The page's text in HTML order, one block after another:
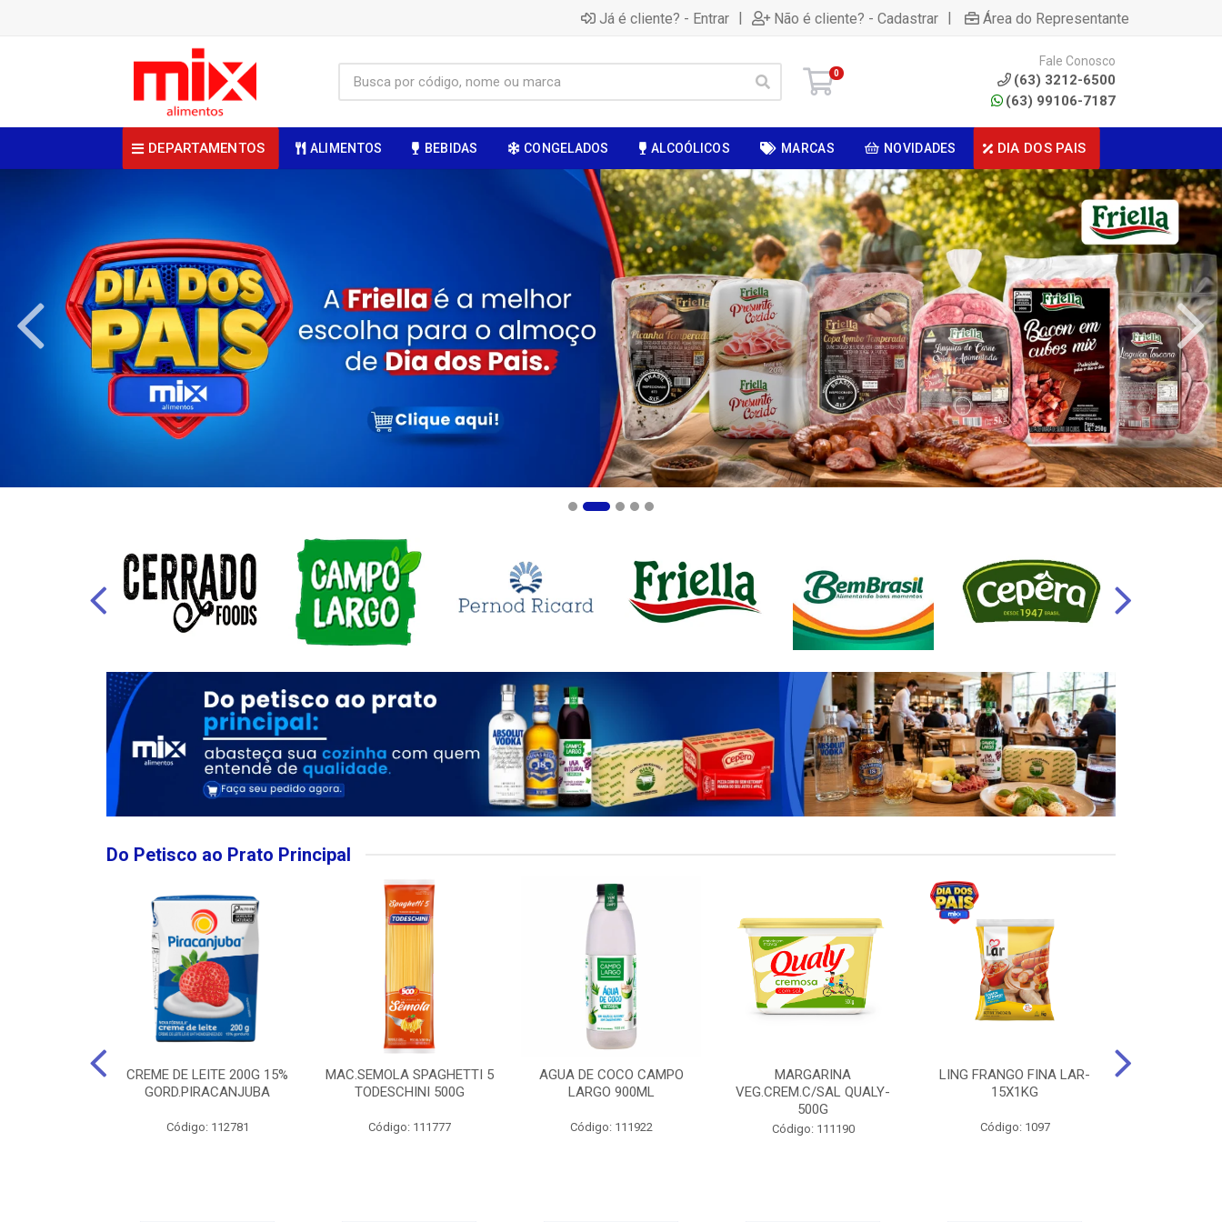
Já é cliente? - Entrar | Não é cliente? - Cadastrar | Área do Representante
0
Fale Conosco
(63) 3212-6500
(63) 99106-7187
DEPARTAMENTOS ALIMENTOS BEBIDAS CONGELADOS ALCOÓLICOS MARCAS NOVIDADES DIA DOS PAIS
Do Petisco ao Prato Principal
CREME DE LEITE 200G 15%
GORD.PIRACANJUBA
Código: 112781
MAC.SEMOLA SPAGHETTI 5
TODESCHINI 500G
Código: 111777
AGUA DE COCO CAMPO
LARGO 900ML
Código: 111922
MARGARINA
VEG.CREM.C/SAL QUALY-
500G
Código: 111190
LING FRANGO FINA LAR-
15X1KG
Código: 1097